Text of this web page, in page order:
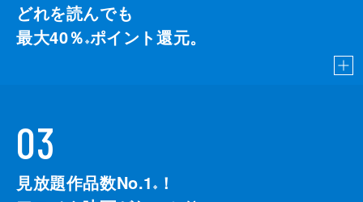
どれを読んでも
最大40％ ※ポイント還元。
03
見放題作品数No.1 ※
！